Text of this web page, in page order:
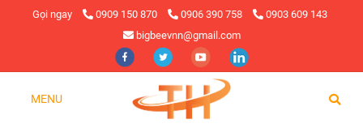
Gọi ngay 0909 150 870 0906 390 758
0903 609 143
bigbeevnn@gmail.com
MENU